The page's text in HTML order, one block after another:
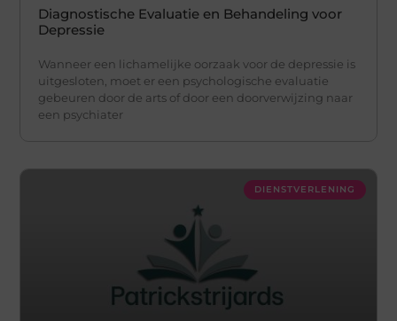
Diagnostische Evaluatie en Behandeling voor
Depressie
Wanneer een lichamelijke oorzaak voor de depressie is
uitgesloten, moet er een psychologische evaluatie
gebeuren door de arts of door een doorverwijzing naar
een psychiater
DIENSTVERLENING